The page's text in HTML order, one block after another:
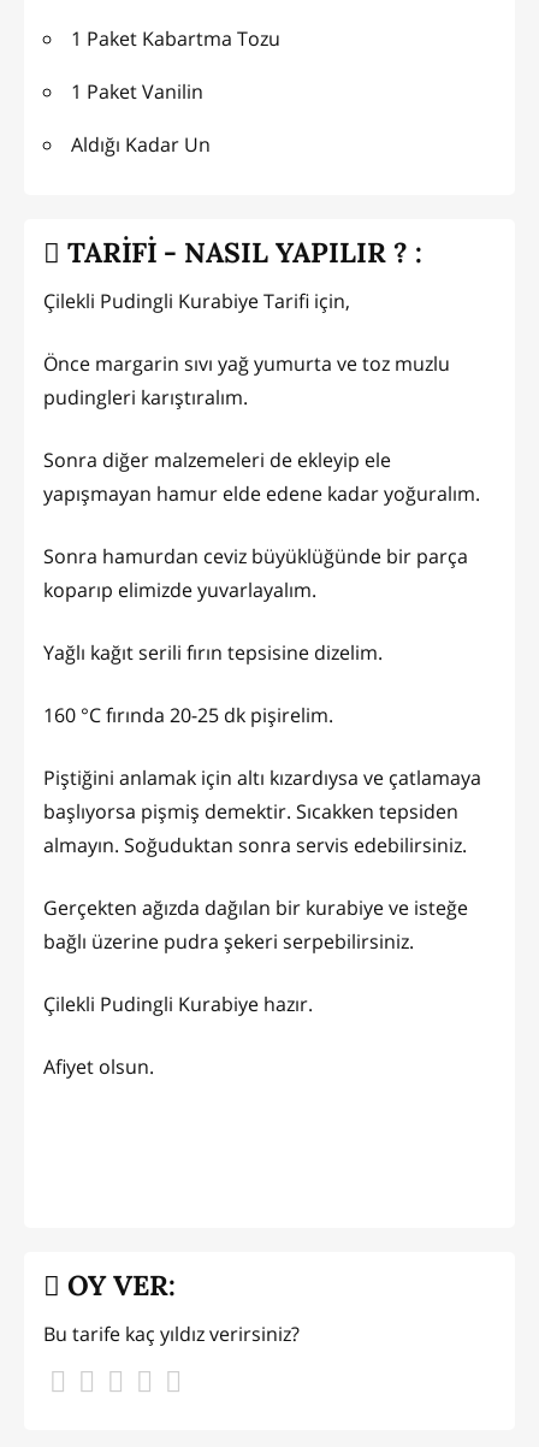
1 Paket Kabartma Tozu
1 Paket Vanilin
Aldığı Kadar Un
TARİFİ - NASIL YAPILIR ? :
Çilekli Pudingli Kurabiye Tarifi için,
Önce margarin sıvı yağ yumurta ve toz muzlu
pudingleri karıştıralım.
Sonra diğer malzemeleri de ekleyip ele
yapışmayan hamur elde edene kadar yoğuralım.
Sonra hamurdan ceviz büyüklüğünde bir parça
koparıp elimizde yuvarlayalım.
Yağlı kağıt serili fırın tepsisine dizelim.
160 °C fırında 20-25 dk pişirelim.
Piştiğini anlamak için altı kızardıysa ve çatlamaya
başlıyorsa pişmiş demektir. Sıcakken tepsiden
almayın. Soğuduktan sonra servis edebilirsiniz.
Gerçekten ağızda dağılan bir kurabiye ve isteğe
bağlı üzerine pudra şekeri serpebilirsiniz.
Çilekli Pudingli Kurabiye hazır.
Afiyet olsun.
OY VER:
Bu tarife kaç yıldız verirsiniz?